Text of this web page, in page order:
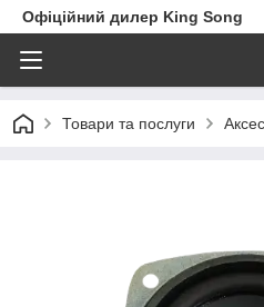
Офіційний дилер King Song
Товари та послуги